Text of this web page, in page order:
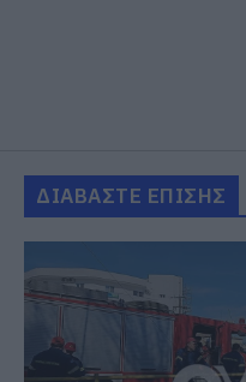
ΔΙΑΒΑΣΤΕ ΕΠΙΣΗΣ